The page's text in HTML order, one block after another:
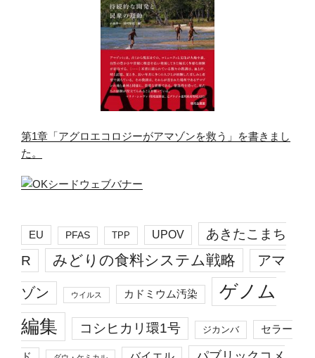
第1章「アグロエコロジーがアマゾンを救う」を書きまし
た。
EU PFAS TPP UPOV
あきたこまち
R
みどりの食料システム戦略 アマ
ゾン ウイルス カドミウム汚染
ゲノム
編集
コシヒカリ環1号 ジカンバ セラー